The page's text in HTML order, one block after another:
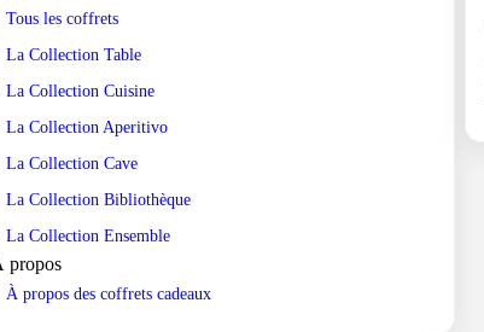
Tous les coffrets
La Collection Table
La Collection Cuisine
La Collection Aperitivo
La Collection Cave
La Collection Bibliothèque
La Collection Ensemble
propos
À propos des coffrets cadeaux